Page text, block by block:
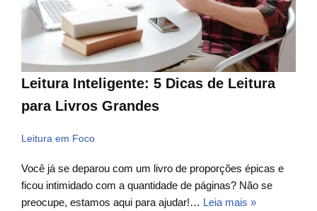
Leitura Inteligente: 5 Dicas de Leitura
para Livros Grandes
Leitura em Foco
Você já se deparou com um livro de proporções épicas e
ficou intimidado com a quantidade de páginas? Não se
preocupe, estamos aqui para ajudar!… Leia mais »